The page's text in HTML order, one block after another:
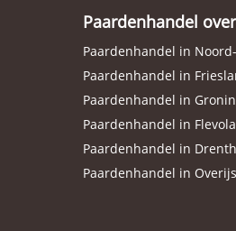
Paardenhandel
Paardenhandel in
Paardenhandel in
Paardenhandel in
Paardenhandel in
Paardenhandel in
Paardenhandel in